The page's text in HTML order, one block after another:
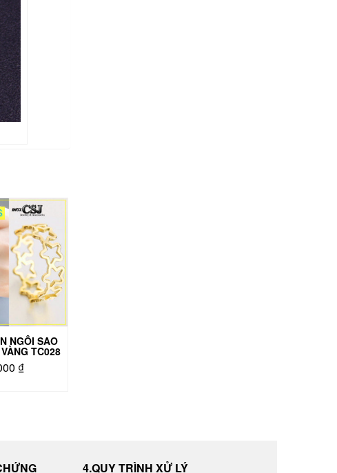
NGÔI SAO
TC028
₫
4.QUY TRÌNH XỬ LÝ